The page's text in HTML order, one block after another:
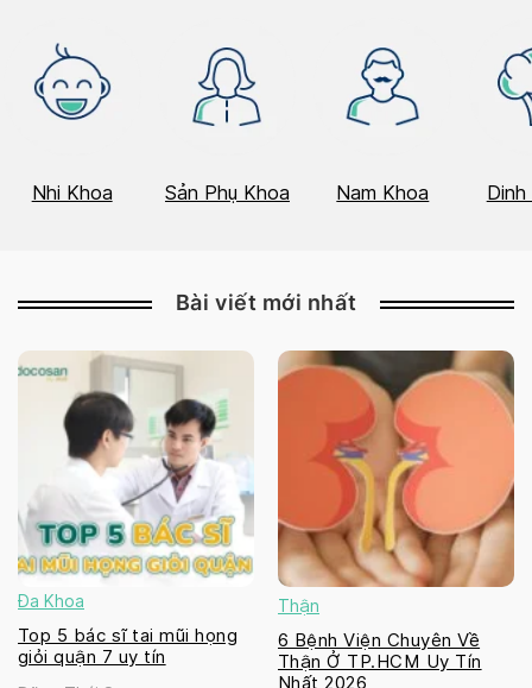
Nhi Khoa Sản Phụ Khoa Nam Khoa Dinh
Bài viết mới nhất
Đa Khoa
Top 5 bác sĩ tai mũi họng
giỏi quận 7 uy tín
Thận
6 Bệnh Viện Chuyên Về
Thận Ở TP.HCM Uy Tín
Nhất 2026